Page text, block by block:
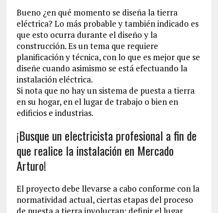
Bueno ¿en qué momento se diseña la tierra
eléctrica? Lo más probable y también indicado es
que esto ocurra durante el diseño y la
construcción. Es un tema que requiere
planificación y técnica, con lo que es mejor que se
diseñe cuando asimismo se está efectuando la
instalación eléctrica.
Si nota que no hay un sistema de puesta a tierra
en su hogar, en el lugar de trabajo o bien en
edificios e industrias.
¡Busque un electricista profesional a fin de
que realice la instalación en Mercado
Arturo!
El proyecto debe llevarse a cabo conforme con la
normatividad actual, ciertas etapas del proceso
de puesta a tierra involucran: definir el lugar